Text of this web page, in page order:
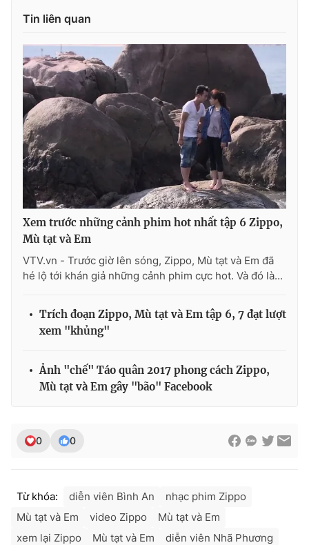
Tin liên quan
Xem trước những cảnh phim hot nhất tập 6 Zippo,
Mù tạt và Em
VTV.vn - Trước giờ lên sóng, Zippo, Mù tạt và Em đã
hé lộ tới khán giả những cảnh phim cực hot. Và đó là...
Trích đoạn Zippo, Mù tạt và Em tập 6, 7 đạt lượt
xem "khủng"
Ảnh "chế" Táo quân 2017 phong cách Zippo,
Mù tạt và Em gây "bão" Facebook
0 0
Từ khóa: diễn viên Bình An
nhạc phim Zippo
Mù tạt và Em
video Zippo
Mù tạt và Em
xem lại Zippo
Mù tạt và Em
diễn viên Nhã Phương